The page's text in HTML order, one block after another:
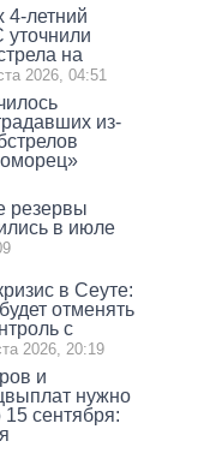
4-летний
уточнили
на
2026, 04:51
из-
резервы
в июле
в Сеуте:
отменять
с
2026, 20:19
и
нужно
сентября: